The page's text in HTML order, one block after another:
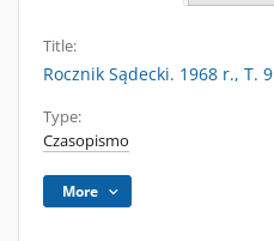
Title:
Rocznik Sądecki. 1968 r., T. 9
Type:
Czasopismo
More